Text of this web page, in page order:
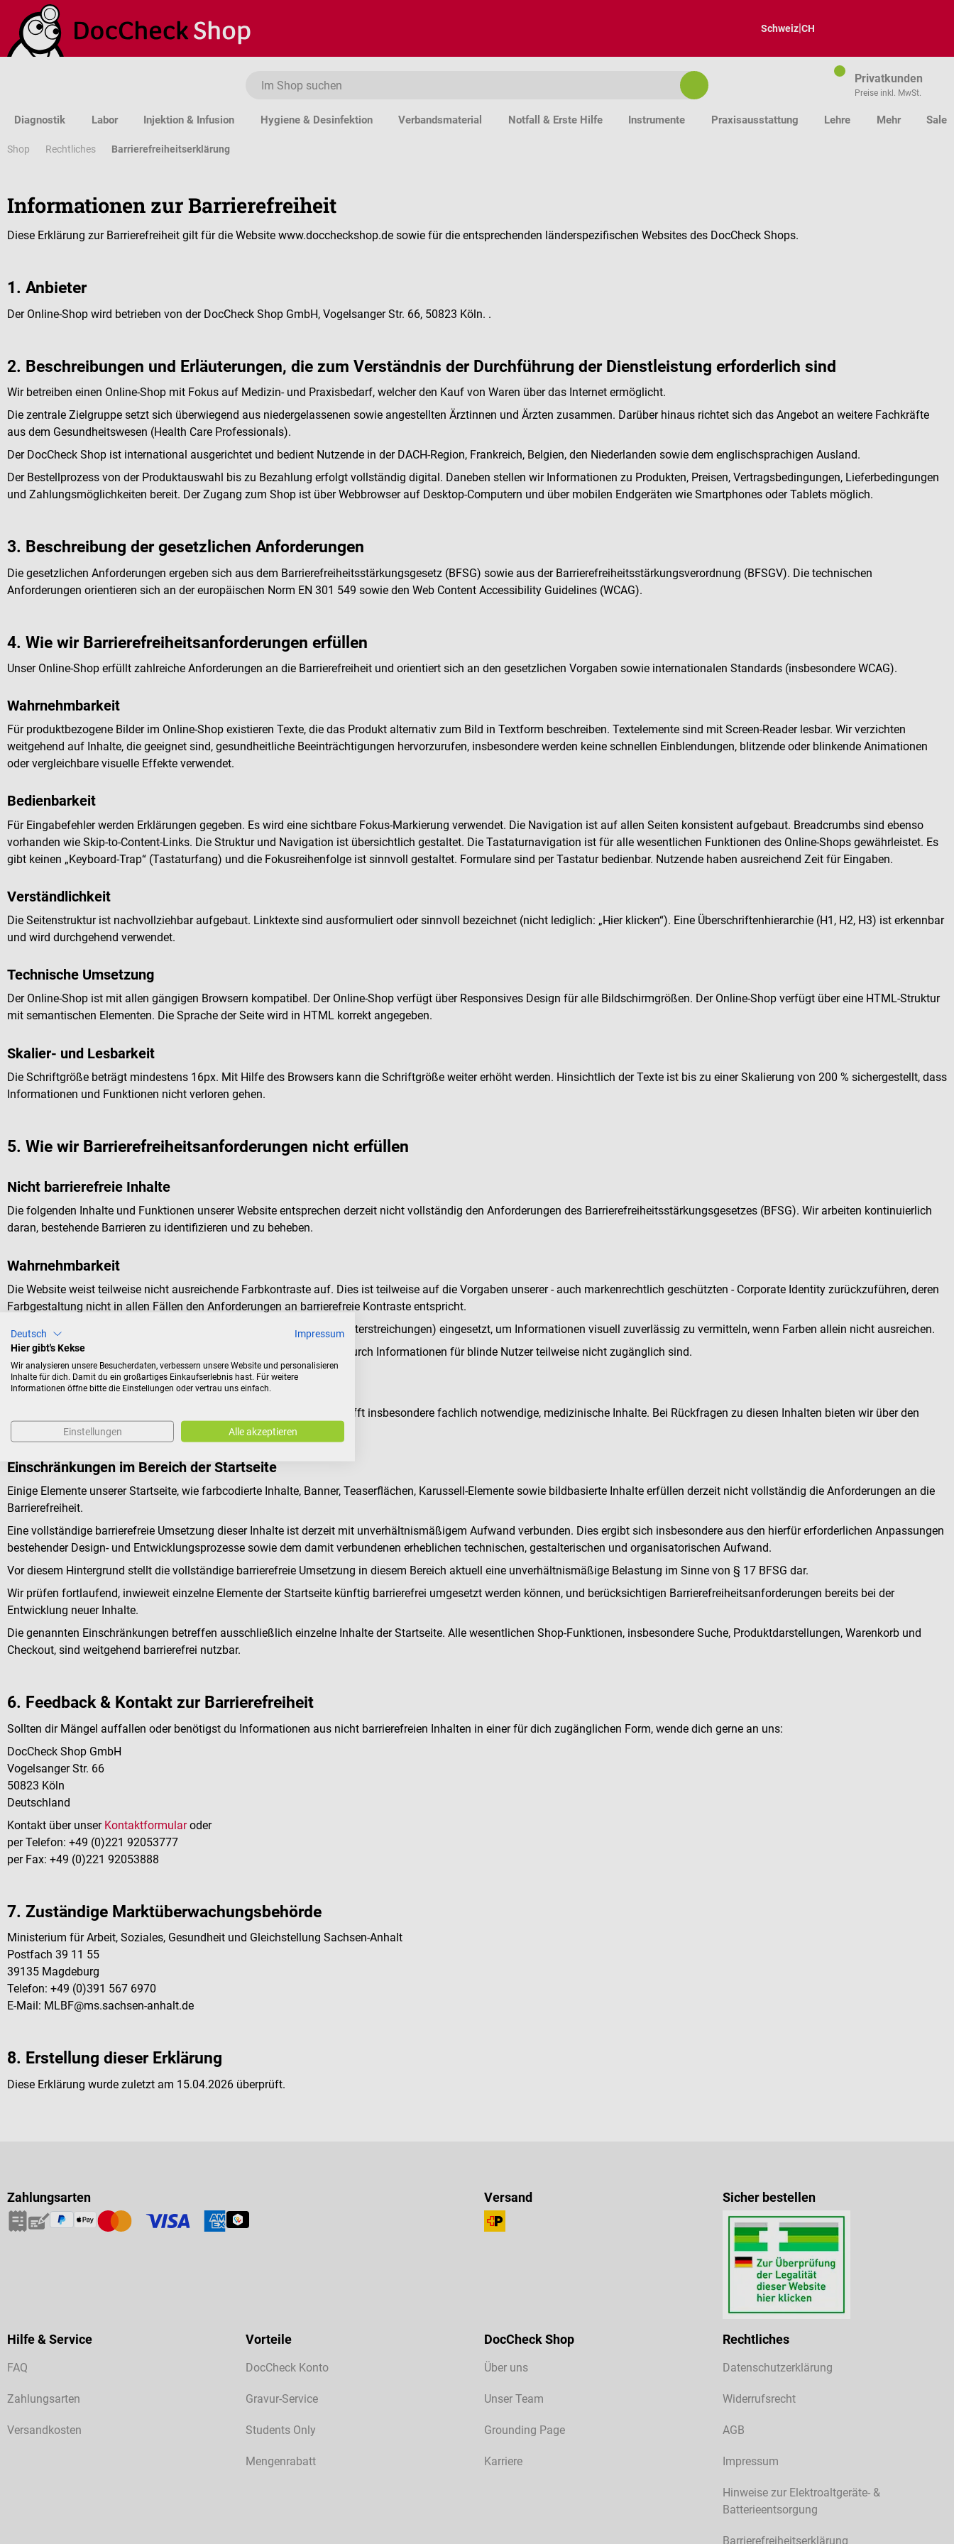
Hauptinhalt springen
Zur Suche springen
Zur Hauptnavigation springen
Schweiz|CH
Privatkunden
Preise inkl. MwSt.
Diagnostik Labor Injektion & Infusion Hygiene & Desinfektion Verbandsmaterial Notfall & Erste Hilfe Instrumente Praxisausstattung Lehre Mehr Sale
Shop Rechtliches Barrierefreiheitserklärung
Informationen zur Barrierefreiheit
Diese Erklärung zur Barrierefreiheit gilt für die Website www.doccheckshop.de sowie für die entsprechenden länderspezifischen Websites des DocCheck Shops.
1. Anbieter
Der Online-Shop wird betrieben von der DocCheck Shop GmbH, Vogelsanger Str. 66, 50823 Köln. .
2. Beschreibungen und Erläuterungen, die zum Verständnis der Durchführung der Dienstleistung erforderlich sind
Wir betreiben einen Online-Shop mit Fokus auf Medizin- und Praxisbedarf, welcher den Kauf von Waren über das Internet ermöglicht.
Die zentrale Zielgruppe setzt sich überwiegend aus niedergelassenen sowie angestellten Ärztinnen und Ärzten zusammen. Darüber hinaus richtet sich das Angebot an weitere Fachkräfte
aus dem Gesundheitswesen (Health Care Professionals).
Der DocCheck Shop ist international ausgerichtet und bedient Nutzende in der DACH-Region, Frankreich, Belgien, den Niederlanden sowie dem englischsprachigen Ausland.
Der Bestellprozess von der Produktauswahl bis zu Bezahlung erfolgt vollständig digital. Daneben stellen wir Informationen zu Produkten, Preisen, Vertragsbedingungen, Lieferbedingungen
und Zahlungsmöglichkeiten bereit. Der Zugang zum Shop ist über Webbrowser auf Desktop-Computern und über mobilen Endgeräten wie Smartphones oder Tablets möglich.
3. Beschreibung der gesetzlichen Anforderungen
Die gesetzlichen Anforderungen ergeben sich aus dem Barrierefreiheitsstärkungsgesetz (BFSG) sowie aus der Barrierefreiheitsstärkungsverordnung (BFSGV). Die technischen
Anforderungen orientieren sich an der europäischen Norm EN 301 549 sowie den Web Content Accessibility Guidelines (WCAG).
4. Wie wir Barrierefreiheitsanforderungen erfüllen
Unser Online-Shop erfüllt zahlreiche Anforderungen an die Barrierefreiheit und orientiert sich an den gesetzlichen Vorgaben sowie internationalen Standards (insbesondere WCAG).
Wahrnehmbarkeit
Für produktbezogene Bilder im Online-Shop existieren Texte, die das Produkt alternativ zum Bild in Textform beschreiben. Textelemente sind mit Screen-Reader lesbar. Wir verzichten
weitgehend auf Inhalte, die geeignet sind, gesundheitliche Beeinträchtigungen hervorzurufen, insbesondere werden keine schnellen Einblendungen, blitzende oder blinkende Animationen
oder vergleichbare visuelle Effekte verwendet.
Bedienbarkeit
Für Eingabefehler werden Erklärungen gegeben. Es wird eine sichtbare Fokus-Markierung verwendet. Die Navigation ist auf allen Seiten konsistent aufgebaut. Breadcrumbs sind ebenso
vorhanden wie Skip-to-Content-Links. Die Struktur und Navigation ist übersichtlich gestaltet. Die Tastaturnavigation ist für alle wesentlichen Funktionen des Online-Shops gewährleistet. Es
gibt keinen „Keyboard-Trap“ (Tastaturfang) und die Fokusreihenfolge ist sinnvoll gestaltet. Formulare sind per Tastatur bedienbar. Nutzende haben ausreichend Zeit für Eingaben.
Verständlichkeit
Die Seitenstruktur ist nachvollziehbar aufgebaut. Linktexte sind ausformuliert oder sinnvoll bezeichnet (nicht lediglich: „Hier klicken“). Eine Überschriftenhierarchie (H1, H2, H3) ist erkennbar
und wird durchgehend verwendet.
Technische Umsetzung
Der Online-Shop ist mit allen gängigen Browsern kompatibel. Der Online-Shop verfügt über Responsives Design für alle Bildschirmgrößen. Der Online-Shop verfügt über eine HTML-Struktur
mit semantischen Elementen. Die Sprache der Seite wird in HTML korrekt angegeben.
Skalier- und Lesbarkeit
Die Schriftgröße beträgt mindestens 16px. Mit Hilfe des Browsers kann die Schriftgröße weiter erhöht werden. Hinsichtlich der Texte ist bis zu einer Skalierung von 200 % sichergestellt, dass
Informationen und Funktionen nicht verloren gehen.
5. Wie wir Barrierefreiheitsanforderungen nicht erfüllen
Nicht barrierefreie Inhalte
Die folgenden Inhalte und Funktionen unserer Website entsprechen derzeit nicht vollständig den Anforderungen des Barrierefreiheitsstärkungsgesetzes (BFSG). Wir arbeiten kontinuierlich
daran, bestehende Barrieren zu identifizieren und zu beheben.
Wahrnehmbarkeit
Die Website weist teilweise nicht ausreichende Farbkontraste auf. Dies ist teilweise auf die Vorgaben unserer - auch markenrechtlich geschützten - Corporate Identity zurückzuführen, deren
Farbgestaltung nicht in allen Fällen den Anforderungen an barrierefreie Kontraste entspricht.
Es werden keine zusätzlichen Styling-Elemente (z. B. Icons, Muster, Unterstreichungen) eingesetzt, um Informationen visuell zuverlässig zu vermitteln, wenn Farben allein nicht ausreichen.
Für visuell relevante Inhalte fehlen aktuell Audiobeschreibungen, wodurch Informationen für blinde Nutzer teilweise nicht zugänglich sind.
Verständlichkeit
Nicht alle Textinhalte liegen in klarer, einfacher Sprache vor. Dies betrifft insbesondere fachlich notwendige, medizinische Inhalte. Bei Rückfragen zu diesen Inhalten bieten wir über den
Kundenservice unterstützende Erläuterungen an.
Einschränkungen im Bereich der Startseite
Einige Elemente unserer Startseite, wie farbcodierte Inhalte, Banner, Teaserflächen, Karussell-Elemente sowie bildbasierte Inhalte erfüllen derzeit nicht vollständig die Anforderungen an die
Barrierefreiheit.
Eine vollständige barrierefreie Umsetzung dieser Inhalte ist derzeit mit unverhältnismäßigem Aufwand verbunden. Dies ergibt sich insbesondere aus den hierfür erforderlichen Anpassungen
bestehender Design- und Entwicklungsprozesse sowie dem damit verbundenen erheblichen technischen, gestalterischen und organisatorischen Aufwand.
Vor diesem Hintergrund stellt die vollständige barrierefreie Umsetzung in diesem Bereich aktuell eine unverhältnismäßige Belastung im Sinne von § 17 BFSG dar.
Wir prüfen fortlaufend, inwieweit einzelne Elemente der Startseite künftig barrierefrei umgesetzt werden können, und berücksichtigen Barrierefreiheitsanforderungen bereits bei der
Entwicklung neuer Inhalte.
Die genannten Einschränkungen betreffen ausschließlich einzelne Inhalte der Startseite. Alle wesentlichen Shop-Funktionen, insbesondere Suche, Produktdarstellungen, Warenkorb und
Checkout, sind weitgehend barrierefrei nutzbar.
6. Feedback & Kontakt zur Barrierefreiheit
Sollten dir Mängel auffallen oder benötigst du Informationen aus nicht barrierefreien Inhalten in einer für dich zugänglichen Form, wende dich gerne an uns:
DocCheck Shop GmbH
Vogelsanger Str. 66
50823 Köln
Deutschland
Kontakt über unser Kontaktformularoder
per Telefon: +49 (0)221 92053777
per Fax: +49 (0)221 92053888
7. Zuständige Marktüberwachungsbehörde
Ministerium für Arbeit, Soziales, Gesundheit und Gleichstellung Sachsen-Anhalt
Postfach 39 11 55
39135 Magdeburg
Telefon: +49 (0)391 567 6970
E-Mail: MLBF@ms.sachsen-anhalt.de
8. Erstellung dieser Erklärung
Diese Erklärung wurde zuletzt am 15.04.2026 überprüft.
Zahlungsarten Versand Sicher bestellen
Hilfe & Service
FAQ
Zahlungsarten
Versandkosten
Vorteile
DocCheck Konto
Gravur-Service
Students Only
Mengenrabatt
DocCheck Shop
Über uns
Unser Team
Grounding Page
Karriere
Rechtliches
Datenschutzerklärung
Widerrufsrecht
AGB
Impressum
Hinweise zur Elektroaltgeräte- &
Batterieentsorgung
Barrierefreiheitserklärung
Deutsch
Impressum
Hier gibt's Kekse
Wir analysieren unsere Besucherdaten, verbessern unsere Website und personalisieren
Inhalte für dich. Damit du ein großartiges Einkaufserlebnis hast. Für weitere
Informationen öffne bitte die Einstellungen oder vertrau uns einfach.
Einstellungen Alle akzeptieren